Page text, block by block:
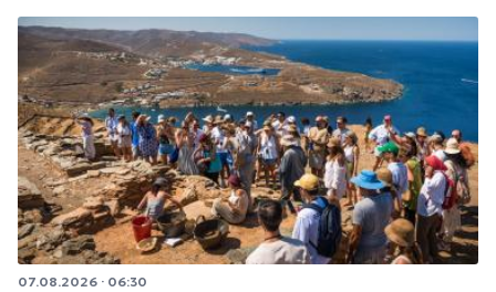
07.08.2026 · 06:30